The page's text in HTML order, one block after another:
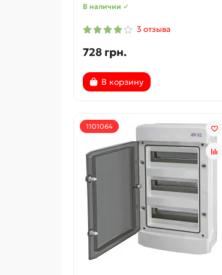
В наличии ✓
3 отзыва
728 грн.
В корзину
1101064